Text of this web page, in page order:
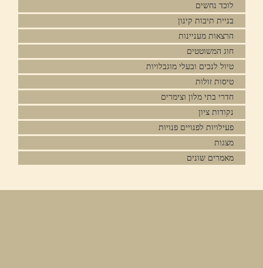
לוכד נחשים
בניית תיבות קינון
הרצאות מעניינות
חוג המשוטטים
טיול לנכים ובעלי מוגבלויות
טיסות זולות
חדרי בתי מלון וצימרים
נקודות ציון
פעילויות לפנויים פנויות
מצגות
מאמרים שונים